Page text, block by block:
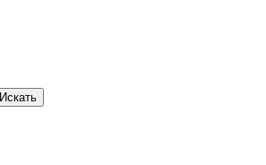
Искать